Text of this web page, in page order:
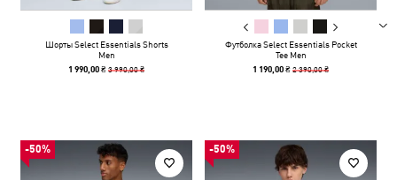
Шорты Select Essentials Shorts
Men
1 990,00 ₴3 990,00 ₴
Футболка Select Essentials Pocket
Tee Men
1 190,00 ₴2 390,00 ₴
-50% -50%